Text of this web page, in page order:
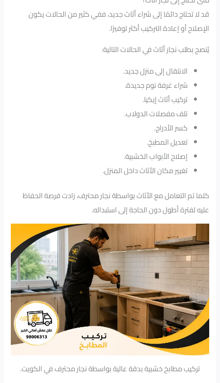
قد لا تحتاج دائمًا إلى شراء أثاث جديد، ففي كثير من الحالات يكون
الإصلاح أو إعادة التركيب أكثر توفيرًا.
يُنصح بطلب نجار أثاث في الحالات التالية:
الانتقال إلى منزل جديد.
شراء غرفة نوم جديدة.
تركيب أثاث إيكيا.
تلف مفصلات الدولاب.
كسر الأدراج.
تعديل المطبخ.
إصلاح الأبواب الخشبية.
تغيير مكان الأثاث داخل المنزل.
كلما تم التعامل مع الأثاث بواسطة نجار محترف، زادت فرصة الحفاظ
عليه لفترة أطول دون الحاجة إلى استبداله.
تركيب مطابخ خشبية بدقة عالية بواسطة نجار محترف في الكويت.